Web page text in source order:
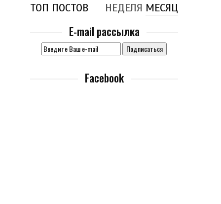
ТОП ПОСТОВ НЕДЕЛЯ МЕСЯЦ
E-mail рассылка
Facebook